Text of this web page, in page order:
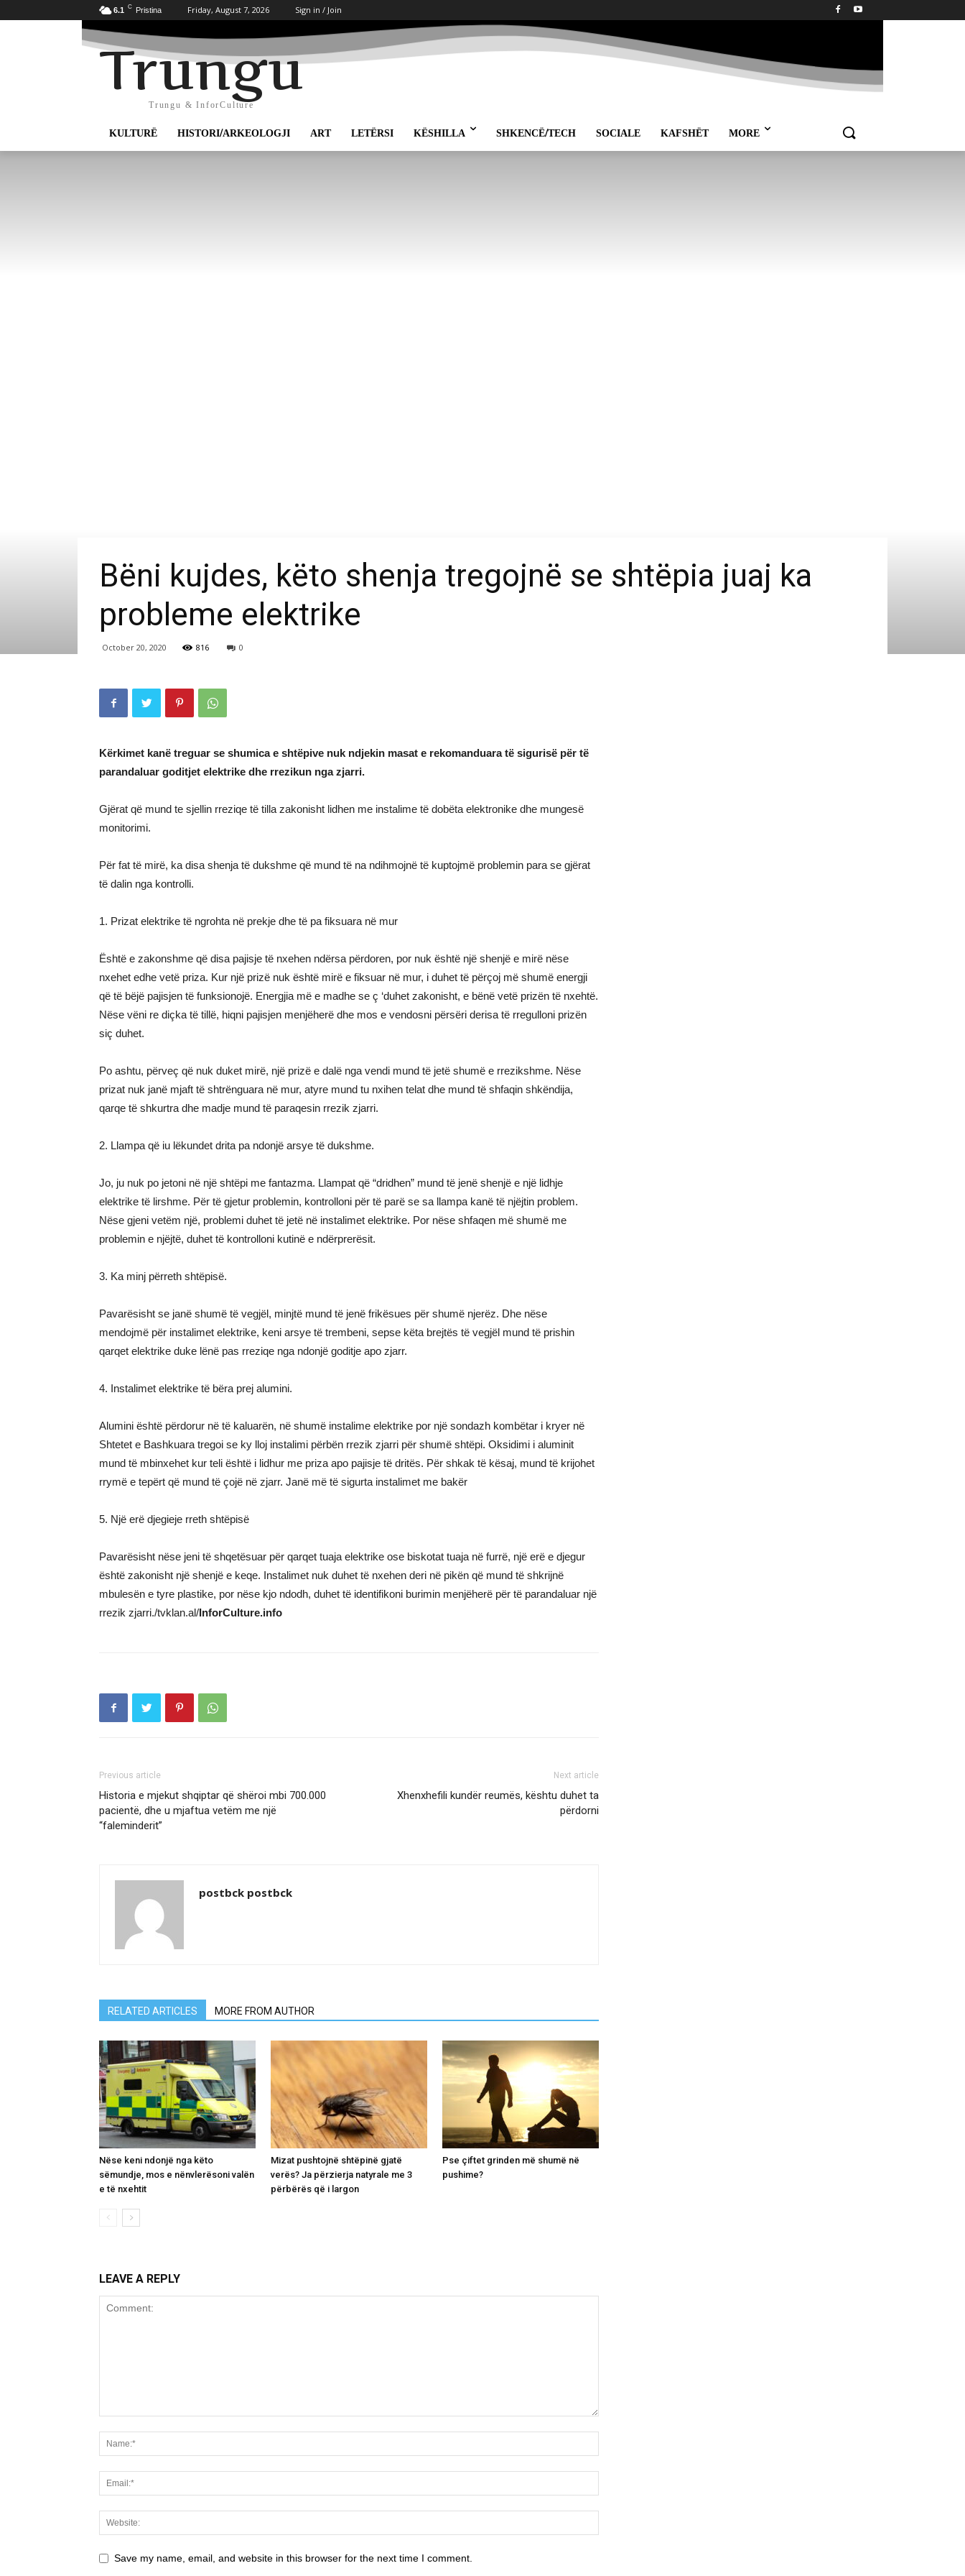
6.1 C Pristina Friday, August 7, 2026 Sign in / Join
Trungu
Trungu & InforCulture
KULTURË HISTORI/ARKEOLOGJI ART LETËRSI KËSHILLA SHKENCË/TECH SOCIALE KAFSHËT MORE
Bëni kujdes, këto shenja tregojnë se shtëpia juaj ka
probleme elektrike
October 20, 2020 816 0
Kërkimet kanë treguar se shumica e shtëpive nuk ndjekin masat e rekomanduara të sigurisë për të
parandaluar goditjet elektrike dhe rrezikun nga zjarri.
Gjërat që mund te sjellin rreziqe të tilla zakonisht lidhen me instalime të dobëta elektronike dhe mungesë
monitorimi.
Për fat të mirë, ka disa shenja të dukshme që mund të na ndihmojnë të kuptojmë problemin para se gjërat
të dalin nga kontrolli.
1. Prizat elektrike të ngrohta në prekje dhe të pa fiksuara në mur
Është e zakonshme që disa pajisje të nxehen ndërsa përdoren, por nuk është një shenjë e mirë nëse
nxehet edhe vetë priza. Kur një prizë nuk është mirë e fiksuar në mur, i duhet të përçoj më shumë energji
që të bëjë pajisjen të funksionojë. Energjia më e madhe se ç ‘duhet zakonisht, e bënë vetë prizën të nxehtë.
Nëse vëni re diçka të tillë, hiqni pajisjen menjëherë dhe mos e vendosni përsëri derisa të rregulloni prizën
siç duhet.
Po ashtu, përveç që nuk duket mirë, një prizë e dalë nga vendi mund të jetë shumë e rrezikshme. Nëse
prizat nuk janë mjaft të shtrënguara në mur, atyre mund tu nxihen telat dhe mund të shfaqin shkëndija,
qarqe të shkurtra dhe madje mund të paraqesin rrezik zjarri.
2. Llampa që iu lëkundet drita pa ndonjë arsye të dukshme.
Jo, ju nuk po jetoni në një shtëpi me fantazma. Llampat që “dridhen” mund të jenë shenjë e një lidhje
elektrike të lirshme. Për të gjetur problemin, kontrolloni për të parë se sa llampa kanë të njëjtin problem.
Nëse gjeni vetëm një, problemi duhet të jetë në instalimet elektrike. Por nëse shfaqen më shumë me
problemin e njëjtë, duhet të kontrolloni kutinë e ndërprerësit.
3. Ka minj përreth shtëpisë.
Pavarësisht se janë shumë të vegjël, minjtë mund të jenë frikësues për shumë njerëz. Dhe nëse
mendojmë për instalimet elektrike, keni arsye të trembeni, sepse këta brejtës të vegjël mund të prishin
qarqet elektrike duke lënë pas rreziqe nga ndonjë goditje apo zjarr.
4. Instalimet elektrike të bëra prej alumini.
Alumini është përdorur në të kaluarën, në shumë instalime elektrike por një sondazh kombëtar i kryer në
Shtetet e Bashkuara tregoi se ky lloj instalimi përbën rrezik zjarri për shumë shtëpi. Oksidimi i aluminit
mund të mbinxehet kur teli është i lidhur me priza apo pajisje të dritës. Për shkak të kësaj, mund të krijohet
rrymë e tepërt që mund të çojë në zjarr. Janë më të sigurta instalimet me bakër
5. Një erë djegieje rreth shtëpisë
Pavarësisht nëse jeni të shqetësuar për qarqet tuaja elektrike ose biskotat tuaja në furrë, një erë e djegur
është zakonisht një shenjë e keqe. Instalimet nuk duhet të nxehen deri në pikën që mund të shkrijnë
mbulesën e tyre plastike, por nëse kjo ndodh, duhet të identifikoni burimin menjëherë për të parandaluar një
rrezik zjarri./tvklan.al/InforCulture.info
Previous article
Historia e mjekut shqiptar që shëroi mbi 700.000
pacientë, dhe u mjaftua vetëm me një
“faleminderit”
Next article
Xhenxhefili kundër reumës, kështu duhet ta
përdorni
postbck postbck
RELATED ARTICLES MORE FROM AUTHOR
Nëse keni ndonjë nga këto
sëmundje, mos e nënvlerësoni valën
e të nxehtit
Mizat pushtojnë shtëpinë gjatë
verës? Ja përzierja natyrale me 3
përbërës që i largon
Pse çiftet grinden më shumë në
pushime?
LEAVE A REPLY
Save my name, email, and website in this browser for the next time I comment.